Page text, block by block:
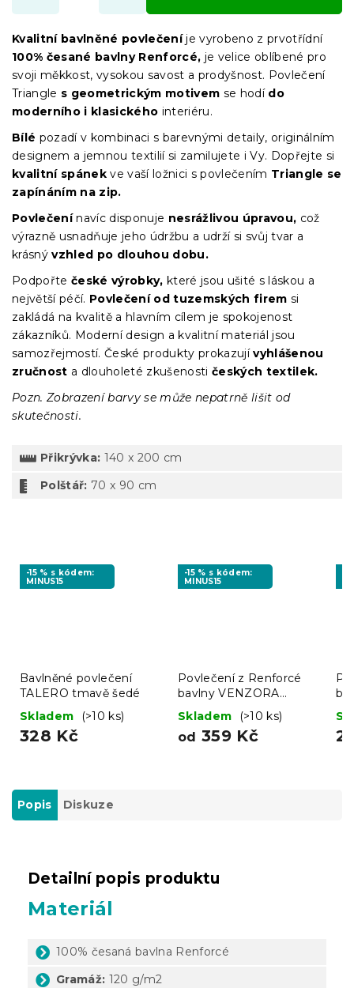
Kvalitní bavlněné povlečeníje vyrobeno z prvotřídní
100% česané bavlny Renforcé, je velice oblíbené pro
svoji měkkost, vysokou savost a prodyšnost. Povlečení
Triangle s geometrickým motivem se hodí do
moderního i klasického interiéru.
Bílé pozadí v kombinaci s barevnými detaily, originálním
designem a jemnou textilií si zamilujete i Vy. Dopřejte si
kvalitní spánekve vaší ložnici s povlečením Triangle se
zapínáním na zip.
Povlečenínavíc disponuje nesrážlivou úpravou, což
výrazně usnadňuje jeho údržbu a udrží si svůj tvar a
krásnývzhled po dlouhou dobu.
Podpořte české výrobky, které jsou ušité s láskou a
největší péčí. Povlečení od tuzemských firem si
zakládá na kvalitě a hlavním cílem je spokojenost
zákazníků. Moderní design a kvalitní materiál jsou
samozřejmostí. České produkty prokazujívyhlášenou
zručnost a dlouholeté zkušenostičeských textilek.
Pozn. Zobrazení barvy se může nepatrně lišit od
skutečnosti.
Přikrývka: 140 x 200 cm
Polštář: 70 x 90 cm
-15 % s kódem:
MINUS15
Bavlněné povlečení
TALERO tmavě šedé
Skladem
(>10 ks)
328 Kč
-15 % s kódem:
MINUS15
Povlečení z Renforcé
bavlny VENZORA
hořčicové
Skladem (>10 ks)
od 359 Kč
Popis Diskuze
Detailní popis produktu
Materiál
100% česaná bavlna Renforcé
Gramáž: 120 g/m2